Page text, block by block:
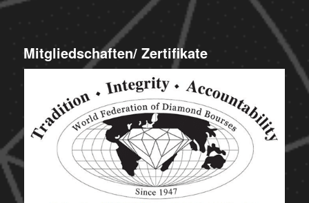
Mitgliedschaften/ Zertifikate